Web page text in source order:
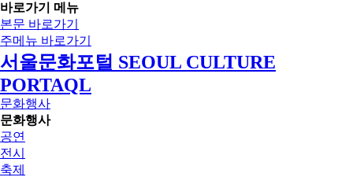
바로가기 메뉴
본문 바로가기
주메뉴 바로가기
서울문화포털 SEOUL CULTURE
PORTAQL
문화행사
문화행사
공연
전시
축제